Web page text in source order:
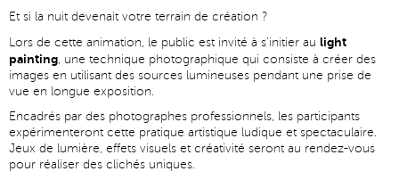
Et si la nuit devenait votre terrain de création ?
Lors de cette animation, le public est invité à s'initier au light
painting, une technique photographique qui consiste à créer des
images en utilisant des sources lumineuses pendant une prise de
vue en longue exposition.
Encadrés par des photographes professionnels, les participants
expérimenteront cette pratique artistique ludique et spectaculaire.
Jeux de lumière, effets visuels et créativité seront au rendez-vous
pour réaliser des clichés uniques.